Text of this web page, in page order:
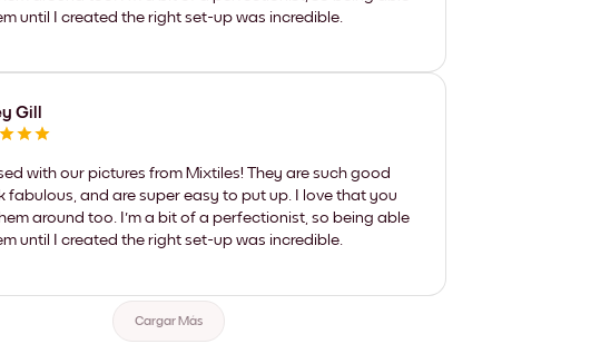
until I created the right set-up was incredible.
Gill
with our pictures from Mixtiles! They are such good
fabulous, and are super easy to put up. I love that you
around too. I'm a bit of a perfectionist, so being able
until I created the right set-up was incredible.
Cargar Más